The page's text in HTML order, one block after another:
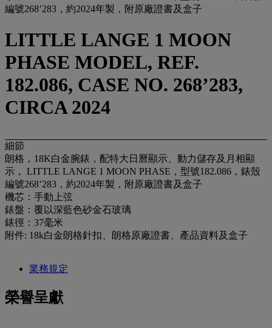
編號268’283，約2024年製，附原廠證書及盒子
LITTLE LANGE 1 MOON
PHASE MODEL, REF.
182.086, CASE NO. 268’283,
CIRCA 2024
細節
朗格，18K白金腕錶，配特大日曆顯示、動力儲存及月相顯
示， LITTLE LANGE 1 MOON PHASE，型號182.086，錶殼
編號268’283，約2024年製，附原廠證書及盒子
機芯：手動上弦
錶盤：覆以深藍色砂金石玻璃
錶徑：37毫米
附件: 18k白金朗格針扣、朗格原廠證書、產品資料及盒子
業務規定
榮譽呈獻